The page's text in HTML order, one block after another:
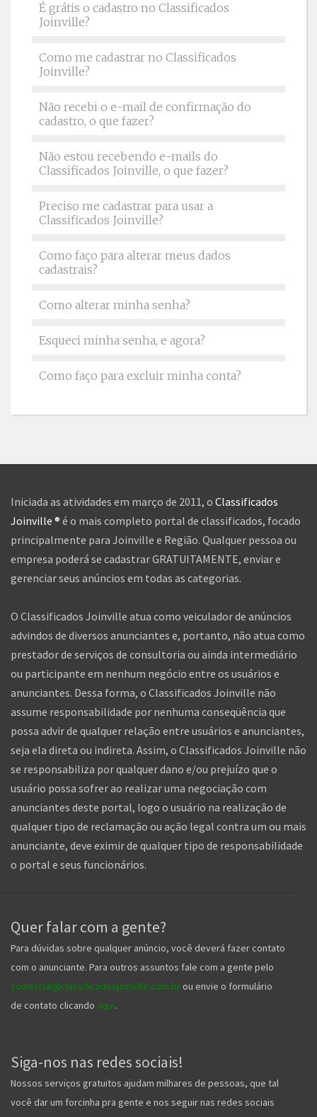
É grátis o cadastro no Classificados
Joinville?
Como me cadastrar no Classificados
Joinville?
Não recebi o e-mail de confirmação do
cadastro, o que fazer?
Não estou recebendo e-mails do
Classificados Joinville, o que fazer?
Preciso me cadastrar para usar a
Classificados Joinville?
Como faço para alterar meus dados
cadastrais?
Como alterar minha senha?
Esqueci minha senha, e agora?
Como faço para excluir minha conta?
Iniciada as atividades em março de 2011, o Classificados
Joinville ® é o mais completo portal de classificados, focado
principalmente para Joinville e Região. Qualquer pessoa ou
empresa poderá se cadastrar GRATUITAMENTE, enviar e
gerenciar seus anúncios em todas as categorias.
O Classificados Joinville atua como veiculador de anúncios
advindos de diversos anunciantes e, portanto, não atua como
prestador de serviços de consultoria ou ainda intermediário
ou participante em nenhum negócio entre os usuários e
anunciantes. Dessa forma, o Classificados Joinville não
assume responsabilidade por nenhuma conseqüência que
possa advir de qualquer relação entre usuários e anunciantes,
seja ela direta ou indireta. Assim, o Classificados Joinville não
se responsabiliza por qualquer dano e/ou prejuízo que o
usuário possa sofrer ao realizar uma negociação com
anunciantes deste portal, logo o usuário na realização de
qualquer tipo de reclamação ou ação legal contra um ou mais
anunciante, deve eximir de qualquer tipo de responsabilidade
o portal e seus funcionários.
Quer falar com a gente?
Para dúvidas sobre qualquer anúncio, você deverá fazer contato
com o anunciante. Para outros assuntos fale com a gente pelo
comercial@classificadosjoinville.com.br ou envie o formulário
de contato clicando aqui.
Siga-nos nas redes sociais!
Nossos serviços gratuitos ajudam milhares de pessoas, que tal
você dar um forcinha pra gente e nos seguir nas redes sociais